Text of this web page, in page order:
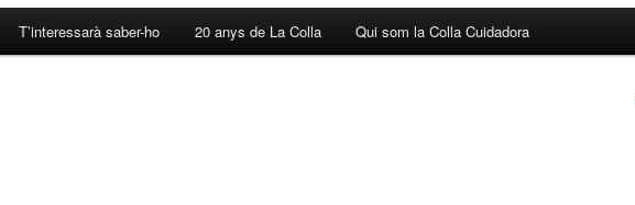
T’interessarà saber-ho 20 anys de La Colla Qui som la Colla Cuidadora